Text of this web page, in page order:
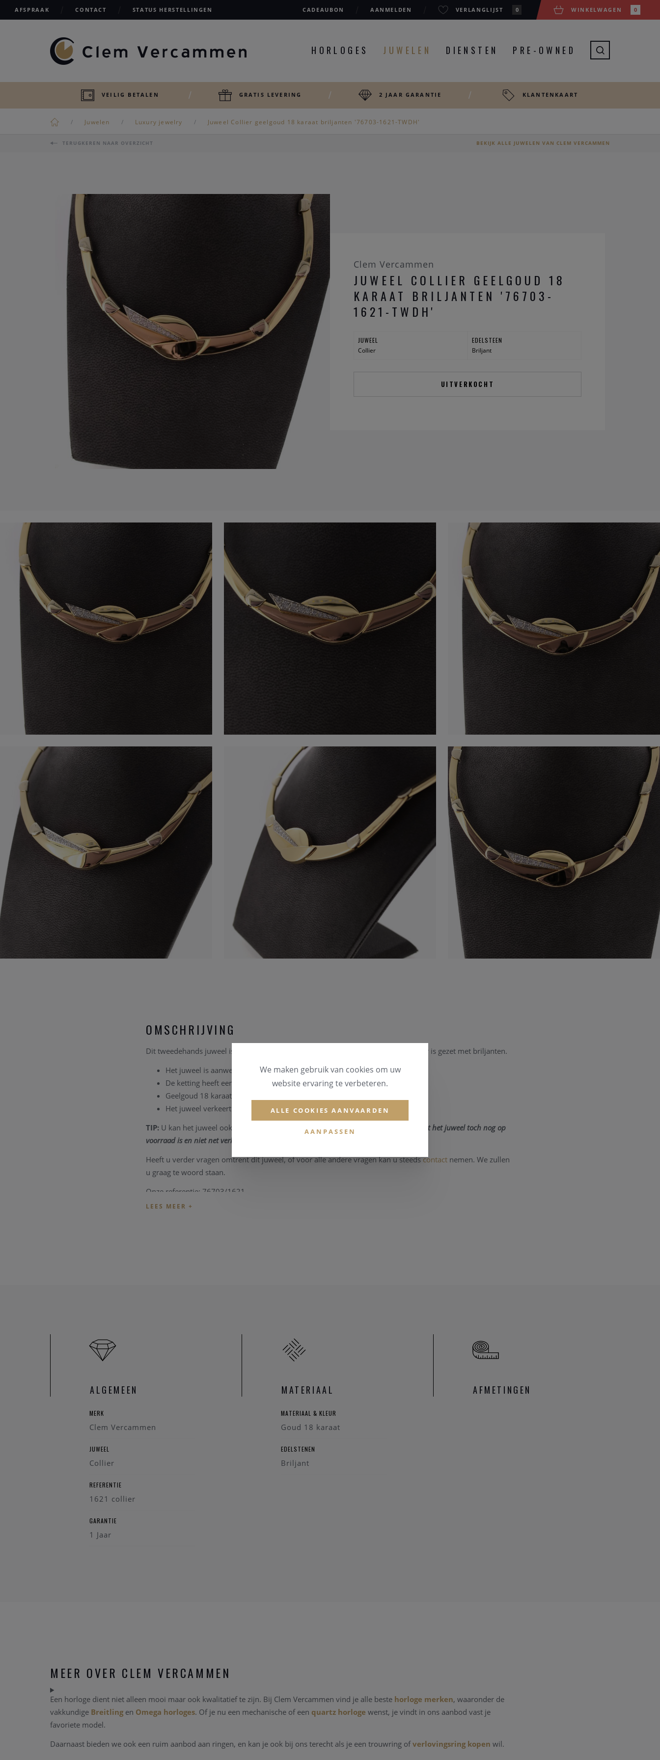
AFSPRAAK CONTACT STATUS HERSTELLINGEN CADEAUBON AANMELDEN VERLANGLIJST 0 WINKELWAGEN 0
HORLOGES JUWELEN DIENSTEN PRE-OWNED
VEILIG BETALEN GRATIS LEVERING 2 JAAR GARANTIE KLANTENKAART
Juwelen Luxury jewelry Juweel Collier geelgoud 18 karaat briljanten '76703-1621-TWDH'
TERUGKEREN NAAR OVERZICHT BEKIJK ALLE JUWELEN VAN CLEM VERCAMMEN
Clem Vercammen
JUWEEL COLLIER GEELGOUD 18
KARAAT BRILJANTEN '76703-
1621-TWDH'
JUWEEL
Collier
EDELSTEEN
Briljant
UITVERKOCHT
OMSCHRIJVING
Dit tweedehands juweel is een collier, vervaardigd uit geelgoud 18 karaat. De collier is gezet met briljanten.
Het juweel is aanwezig in onze zaak, u kan steeds vrijblijvend langskomen.
De ketting heeft een lengte van 43cm
Geelgoud 18 karaat
Het juweel verkeert in een uitstekende conditie.
TIP: U kan het juweel ook bezichtigen in onze zaak, maar informeer eerst
even dat het juweel toch nog op
voorraad is en niet net verkocht is.
Heeft u verder vragen omtrent dit juweel, of voor alle andere vragen kan u steedscontact nemen. We zullen
u graag te woord staan.
Onze referentie: 76703/1621
ALGEMEEN
MERK
Clem Vercammen
JUWEEL
Collier
REFERENTIE
1621 collier
GARANTIE
1 Jaar
MATERIAAL
MATERIAAL & KLEUR
Goud 18 karaat
EDELSTENEN
Briljant
AFMETINGEN
MEER OVER CLEM VERCAMMEN
Een horloge dient niet alleen mooi maar ook kwalitatief te zijn. Bij Clem Vercammen vind je alle beste horloge merken, waaronder de
vakkundige Breitling en Omega horloges. Of je nu een mechanische of een quartz horloge wenst, je vindt in ons aanbod vast je
favoriete model.
Daarnaast bieden we ook een ruim aanbod aan ringen, en kan je ook bij ons terecht als je een trouwring ofverlovingsring kopen wil.
We maken gebruik van cookies om uw
website ervaring te verbeteren.
ALLE COOKIES AANVAARDEN
AANPASSEN